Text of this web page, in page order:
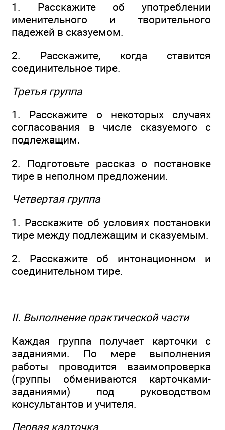
1. Расскажите об употреблении
именительного и творительного
падежей в сказуемом.
2. Расскажите, когда ставится
соединительное тире.
Третья группа
1. Расскажите о некоторых случаях
согласования в числе сказуемого с
подлежащим.
2. Подготовьте рассказ о постановке
тире в неполном предложении.
Четвертая группа
1. Расскажите об условиях постановки
тире между подлежащим и сказуемым.
2. Расскажите об интонационном и
соединительном тире.
II. Выполнение практической части
Каждая группа получает карточки с
заданиями. По мере выполнения
работы проводится взаимопроверка
(группы обмениваются карточками-
заданиями) под руководством
консультантов и учителя.
Первая карточка